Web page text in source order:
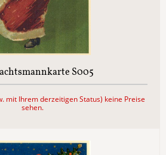
S005
mit Ihrem derzeitigen Status) keine Preise
sehen.